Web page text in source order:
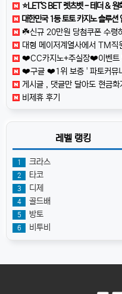
⭐️LET'S BET 렛츠벳 - 테더 & 원
대한민국️ 1등 토토 카지노 솔루션
☘️️신규 20만원 당첨쿠폰 수령하
대형 메이저계열사에서 TM직
❤️CC️카지노+주실장❤️이벤트 및 혜택 2배
❤️️구글 ❤️1위 보증 ' 파토커뮤
게시글 , 댓글만 달아도 현금화
비제휴 후기
레벨 랭킹
1 크라스
2 타코
3 디제
4 골드배
5 방토
6 비투비